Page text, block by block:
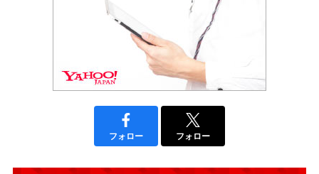
フォロー フォロー